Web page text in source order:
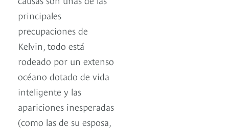
principales
precupaciones de
Kelvin, todo está
rodeado por un extenso
océano dotado de vida
inteligente y las
apariciones inesperadas
(como las de su esposa,